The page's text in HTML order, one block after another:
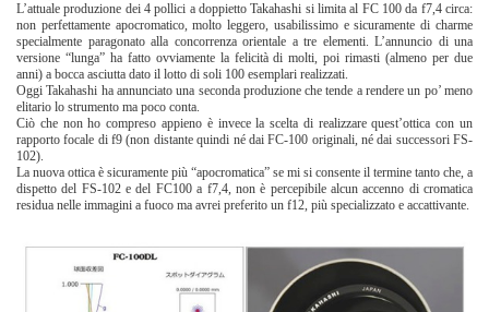
L’attuale produzione dei 4 pollici a doppietto Takahashi si limita al FC 100 da f7,4 circa:
non perfettamente apocromatico, molto leggero, usabilissimo e sicuramente di charme
specialmente paragonato alla concorrenza orientale a tre elementi. L’annuncio di una
versione “lunga” ha fatto ovviamente la felicità di molti, poi rimasti (almeno per due
anni) a bocca asciutta dato il lotto di soli 100 esemplari realizzati.
Oggi Takahashi ha annunciato una seconda produzione che tende a rendere un po’ meno
elitario lo strumento ma poco conta.
Ciò che non ho compreso appieno è invece la scelta di realizzare quest’ottica con un
rapporto focale di f9 (non distante quindi né dai FC-100 originali, né dai successori FS-
102).
La nuova ottica è sicuramente più “apocromatica” se mi si consente il termine tanto che, a
dispetto del FS-102 e del FC100 a f7,4, non è percepibile alcun accenno di cromatica
residua nelle immagini a fuoco ma avrei preferito un f12, più specializzato e accattivante.